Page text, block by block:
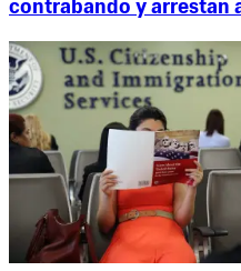
contrabando y arrestan